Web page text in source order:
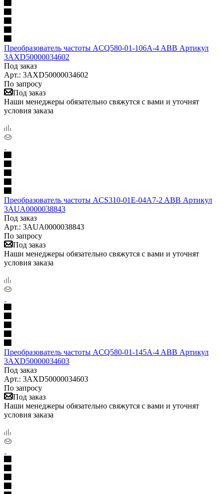
Преобразователь частоты ACQ580-01-106A-4 ABB Артикул
3AXD50000034602
Под заказ
Арт.: 3AXD50000034602
По запросу
Под заказ
Наши менеджеры обязательно свяжутся с вами и уточнят
условия заказа
Преобразователь частоты ACS310-01E-04A7-2 ABB Артикул
3AUA0000038843
Под заказ
Арт.: 3AUA0000038843
По запросу
Под заказ
Наши менеджеры обязательно свяжутся с вами и уточнят
условия заказа
Преобразователь частоты ACQ580-01-145A-4 ABB Артикул
3AXD50000034603
Под заказ
Арт.: 3AXD50000034603
По запросу
Под заказ
Наши менеджеры обязательно свяжутся с вами и уточнят
условия заказа